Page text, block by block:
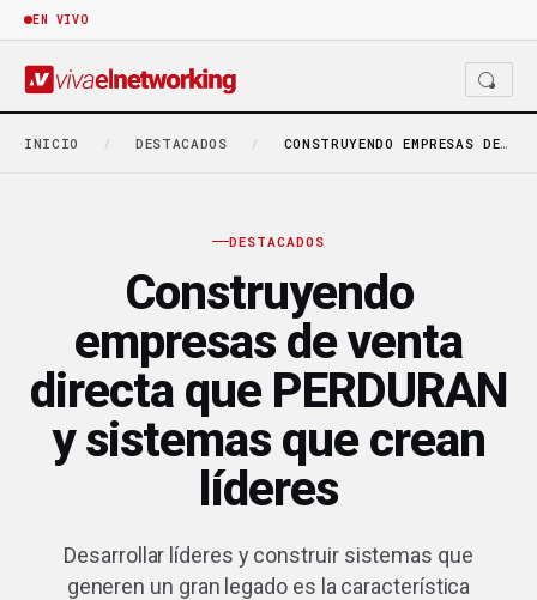
EN VIVO
INICIO / DESTACADOS / CONSTRUYENDO EMPRESAS DE VENTA DIRECTA QUE PERDURAN Y…
DESTACADOS
Construyendo
empresas de venta
directa que PERDURAN
y sistemas que crean
líderes
Desarrollar líderes y construir sistemas que
generen un gran legado es la característica